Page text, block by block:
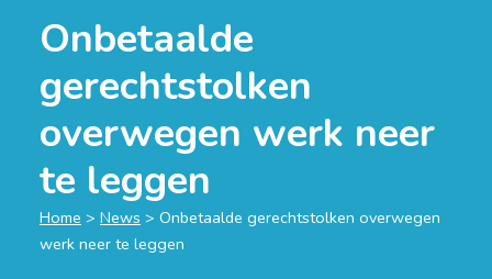
Onbetaalde
gerechtstolken
overwegen werk neer
te leggen
Home > News > Onbetaalde gerechtstolken overwegen
werk neer te leggen